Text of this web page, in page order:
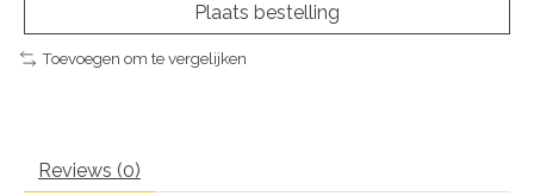
Plaats bestelling
Toevoegen om te vergelijken
Reviews (0)